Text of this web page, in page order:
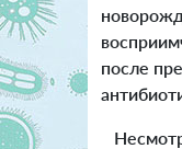
после